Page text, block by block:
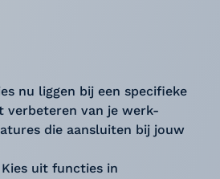
nu liggen bij een specifieke
verbeteren van je werk-
die aansluiten bij jouw
Kies uit functies in